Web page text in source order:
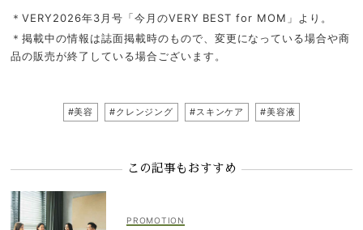
＊VERY2026年3月号「今月のVERY BEST for MOM」より。
＊掲載中の情報は誌面掲載時のもので、変更になっている場合や商
品の販売が終了している場合ございます。
#美容 #クレンジング #スキンケア #美容液
この記事もおすすめ